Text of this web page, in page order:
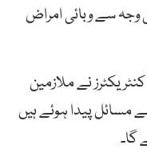
سے وبائی امراض
نے ملازمین
مسائل پیدا ہوئے ہیں
گا۔